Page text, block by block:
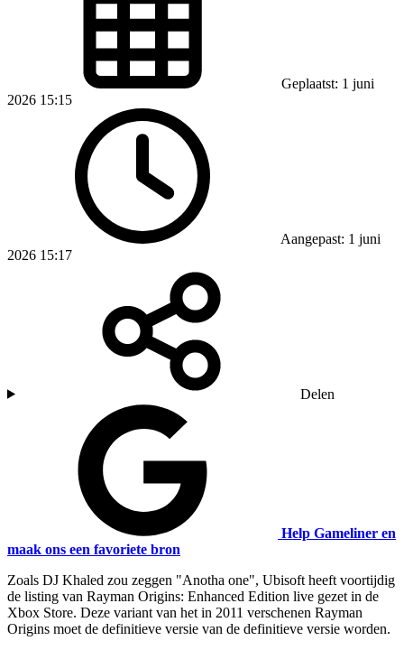
Geplaatst: 1 juni
2026 15:15
Aangepast: 1 juni
2026 15:17
Delen
Help Gameliner en
maak ons een favoriete bron
Zoals DJ Khaled zou zeggen "Anotha one", Ubisoft heeft voortijdig
de listing van Rayman Origins: Enhanced Edition live gezet in de
Xbox Store. Deze variant van het in 2011 verschenen Rayman
Origins moet de definitieve versie van de definitieve versie worden.